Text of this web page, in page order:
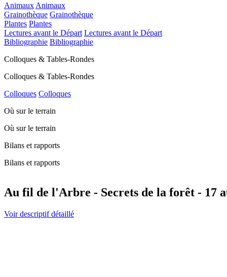
Animaux Animaux
Grainothèque Grainothèque
Plantes Plantes
Lectures avant le Départ Lectures avant le Départ
Bibliographie Bibliographie
Colloques & Tables-Rondes
Colloques & Tables-Rondes
Colloques Colloques
Où sur le terrain
Où sur le terrain
Bilans et rapports
Bilans et rapports
Au fil de l'Arbre - Secrets de la forêt - 17
Voir descriptif détaillé